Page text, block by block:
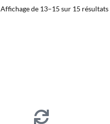
Affichage de 13–15 sur 15 résultats